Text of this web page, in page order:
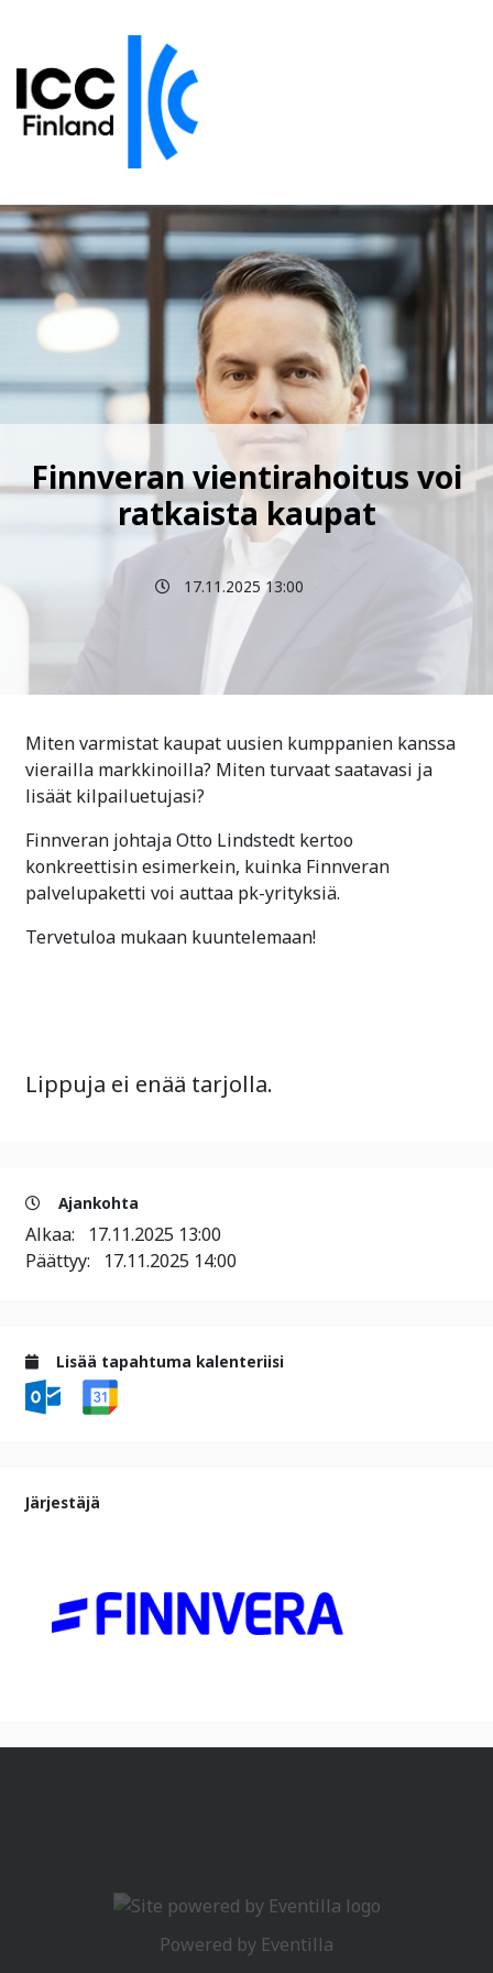
Finnveran vientirahoitus voi
ratkaista kaupat
17.11.2025 13:00
Miten varmistat kaupat uusien kumppanien kanssa
vierailla markkinoilla? Miten turvaat saatavasi ja
lisäät kilpailuetujasi?
Finnveran johtaja Otto Lindstedt kertoo
konkreettisin esimerkein, kuinka Finnveran
palvelupaketti voi auttaa pk-yrityksiä.
Tervetuloa mukaan kuuntelemaan!
Lippuja ei enää tarjolla.
Ajankohta
Alkaa: 17.11.2025 13:00
Päättyy: 17.11.2025 14:00
Lisää tapahtuma kalenteriisi
Järjestäjä
Powered by Eventilla